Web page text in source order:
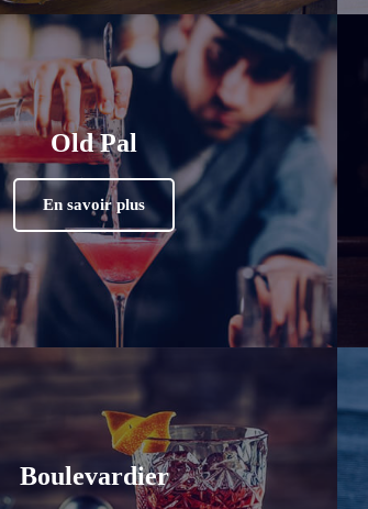
Old Pal
En savoir plus
Boulevardier